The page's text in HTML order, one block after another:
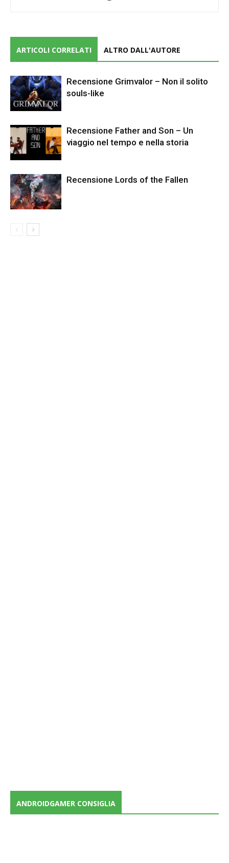
ARTICOLI CORRELATI ALTRO DALL'AUTORE
Recensione Grimvalor – Non il solito
souls-like
Recensione Father and Son – Un
viaggio nel tempo e nella storia
Recensione Lords of the Fallen
ANDROIDGAMER CONSIGLIA